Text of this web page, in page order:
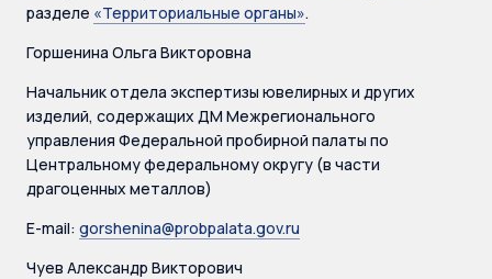
разделе «Территориальные органы».
Горшенина Ольга Викторовна
Начальник отдела экспертизы ювелирных и других
изделий, содержащих ДМ Межрегионального
управления Федеральной пробирной палаты по
Центральному федеральному округу (в части
драгоценных металлов)
E-mail: gorshenina@probpalata.gov.ru
Чуев Александр Викторович